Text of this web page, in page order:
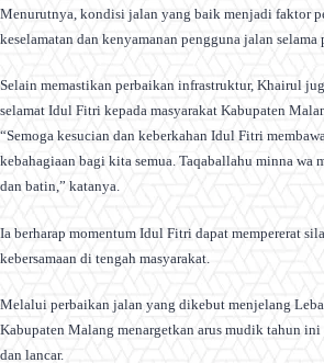
Menurutnya, kondisi jalan yang baik menjadi faktor
keselamatan dan kenyamanan pengguna jalan selama
Selain memastikan perbaikan infrastruktur, Khairul
selamat Idul Fitri kepada masyarakat Kabupaten
“Semoga kesucian dan keberkahan Idul Fitri
kebahagiaan bagi kita semua. Taqaballahu minna wa
dan batin,” katanya.
Ia berharap momentum Idul Fitri dapat mempererat
kebersamaan di tengah masyarakat.
Melalui perbaikan jalan yang dikebut menjelang
Kabupaten Malang menargetkan arus mudik tahun
dan lancar.